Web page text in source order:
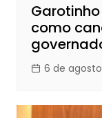
como
6 de